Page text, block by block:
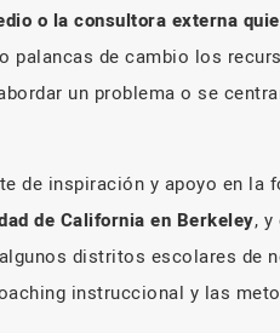
o la consultora externa
palancas de cambio los
un problema o se
de inspiración y apoyo en
de California en Berkeley, y
distritos escolares de
instruccional y las